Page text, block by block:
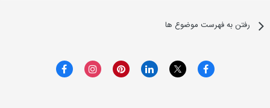
رفتن به فهرست موضوع ها